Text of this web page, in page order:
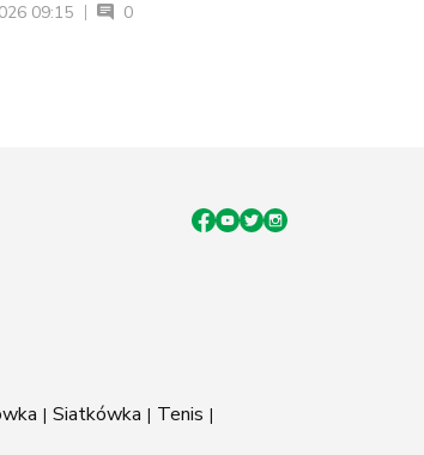
09:15 0
Siatkówka
Tenis